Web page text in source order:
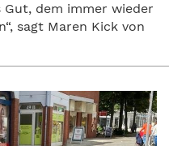
dem immer wieder
sagt Maren Kick von